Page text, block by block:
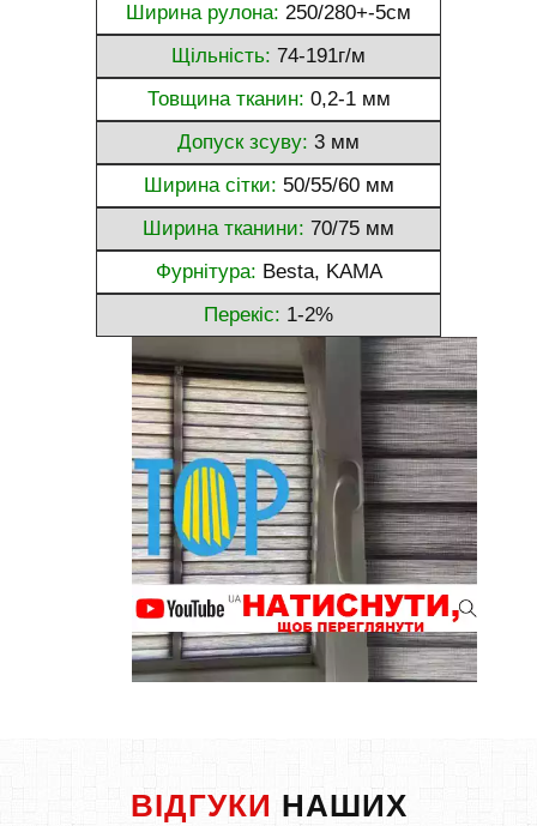
Ширина рулона: 250/280+-5см
Щільність: 74-191г/м
Товщина тканин: 0,2-1 мм
Допуск зсуву: 3 мм
Ширина сітки: 50/55/60 мм
Ширина тканини: 70/75 мм
Фурнітура: Besta, KAMA
Перекіс: 1-2%
ВІДГУКИ НАШИХ